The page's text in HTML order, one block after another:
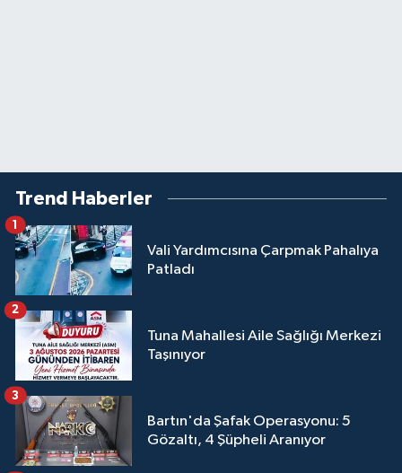
Trend Haberler
Vali Yardımcısına Çarpmak Pahalıya
Patladı
1
Tuna Mahallesi Aile Sağlığı Merkezi
Taşınıyor
2
Bartın'da Şafak Operasyonu: 5
Gözaltı, 4 Şüpheli Aranıyor
3